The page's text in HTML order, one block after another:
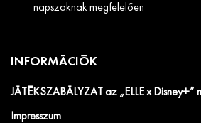
napszaknak megfelelően
INFORMÁCIÓK
JÁTÉKSZABÁLYZAT az „ELLE x
Impresszum